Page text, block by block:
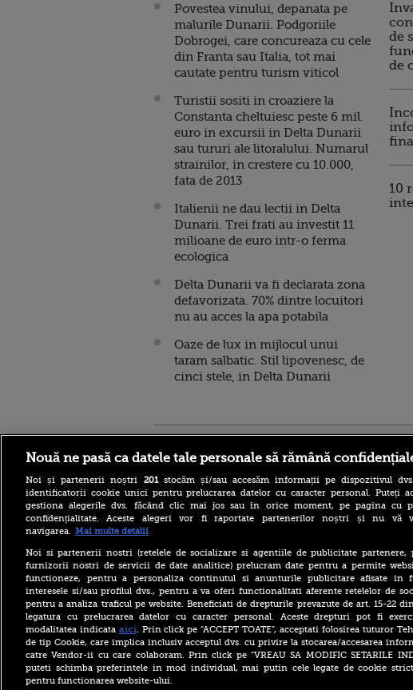
Povestea vinului, depanata pe
malurile Dunarii. Podgoriile
Dobrogei, care concureaza cu cele
din Franta sau Italia, tot mai
cautate pentru turism viticol
Turistii sositi in croaziere la
Constanta cheltuiesc peste 6 mil.
euro in excursii in Delta Dunarii
sau tururi ale litoralului. Numarul
strainilor, in crestere cu 10.000,
fata de 2013
Italienii ne dau lectii in Delta
Dunarii. Trei frati au investit 11
milioane de euro intr-o ferma
ecologica
Delta Dunarii va fi declarata zona
defavorizata. 70% dintre locuitori
nu au acces la apa potabila
Oaze de lux in mijlocul unui
taram salbatic. Stil lipovenesc, de
cinci stele, in Delta Dunarii
de
de
10
Se construiește cea mai
înaltă clădire din lume.
Primul zgârie-nori de 1.000
de metri. Unde este ridicat
Horoscop 7 august 2026, cu
Neti Sandu. Zodia care va
intra în banii de rezervă
Descoperire rară în Turcia.
Un grup statuar vechi de
1.800 de ani, dedicat zeului
Nouă ne pasă ca datele tale personale să rămână
Noi și partenerii noștri 201stocăm și/sau accesăm informații pe dispozitivul
identificatorii cookie unici pentru prelucrarea datelor cu caracter personal. Puteți
gestiona alegerile dvs. făcând clic mai jos sau în orice moment, pe pagina cu
confidențialitate. Aceste alegeri vor fi raportate partenerilor noștri și nu vă
navigarea. Mai multe detalii
Noi si partenerii nostri (retelele de socializare si agentiile de publicitate partenere,
furnizorii nostri de servicii de date analitice) prelucram date pentru a permite
functioneze, pentru a personaliza continutul si anunturile publicitare afisate in
interesele si/sau profilul dvs., pentru a va oferi functionalitati aferente retelelor de
pentru a analiza traficul pe website. Beneficiati de drepturile prevazute de art. 15-22
legatura cu prelucrarea datelor cu caracter personal. Aceste drepturi pot fi
modalitatea indicata aici. Prin click pe “ACCEPT TOATE”, acceptati folosirea tuturor
de tip Cookie, care implica inclusiv acceptul dvs. cu privire la stocarea/accesarea
catre Vendor-ii cu care colaboram. Prin click pe “VREAU SA MODIFIC SETARILE
puteti schimba preferintele in mod individual, mai putin cele legate de cookie strict
pentru functionarea website-ului.